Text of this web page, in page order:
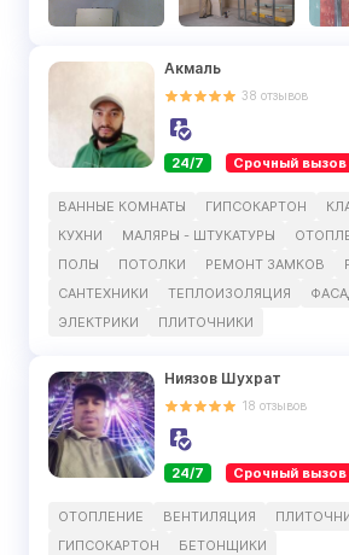
Акмаль
38 отзывов
24/7 Срочный вызов
ВАННЫЕ КОМНАТЫ ГИПСОКАРТОН
КУХНИ
МАЛЯРЫ - ШТУКАТУРЫ
ПОЛЫ
ПОТОЛКИ РЕМОНТ ЗАМКОВ
САНТЕХНИКИ
ТЕПЛОИЗОЛЯЦИЯ
ЭЛЕКТРИКИ
ПЛИТОЧНИКИ
Ниязов Шухрат
18 отзывов
24/7 Срочный вызов
ОТОПЛЕНИЕ ВЕНТИЛЯЦИЯ
ГИПСОКАРТОН
БЕТОНЩИКИ